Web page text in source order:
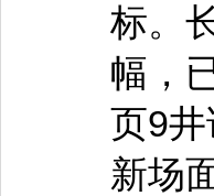
标。
幅，
页9
新场